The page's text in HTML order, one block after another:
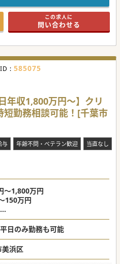
方面の直通で34分、駅徒歩3分
この求人に
問い合わせる
: 585075
年収1,800万円～】クリ
勤務相談可能！[千葉市
与 年齢不問・ベテラン歓迎 当直なし
～1,800万円
150万円
万円～
万円～
柄によって決定致します。
日のみ勤務も可能
市美浜区